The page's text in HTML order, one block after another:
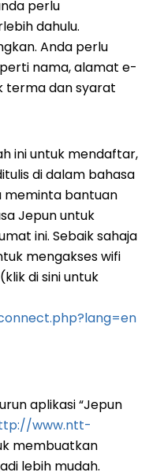
perlu
dahulu.
Anda perlu
nama, alamat e-
terma dan syarat
ini untuk mendaftar,
di dalam bahasa
meminta bantuan
Jepun untuk
ini. Sebaik sahaja
mengakses wifi
di sini untuk
aplikasi “Jepun
www.ntt-
membuatkan
lebih mudah.